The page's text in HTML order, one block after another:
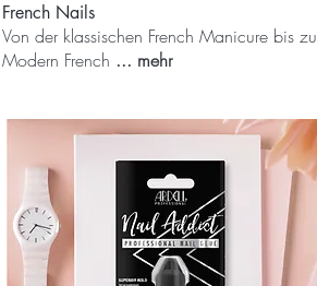
French Nails
Von der klassischen French Manicure bis zu
Modern French ... mehr